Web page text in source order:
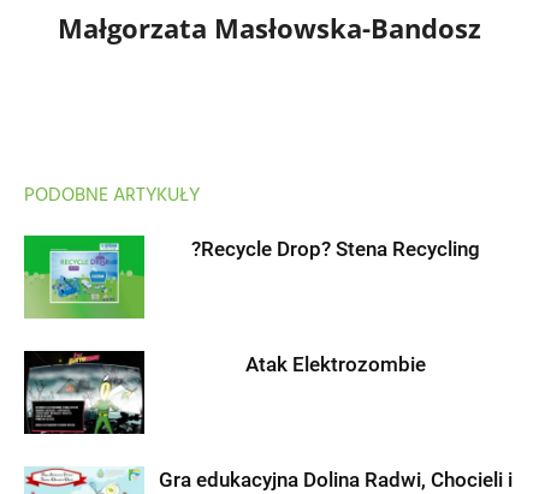
Małgorzata Masłowska-Bandosz
PODOBNE ARTYKUŁY
?Recycle Drop? Stena Recycling
Atak Elektrozombie
Gra edukacyjna Dolina Radwi, Chocieli i